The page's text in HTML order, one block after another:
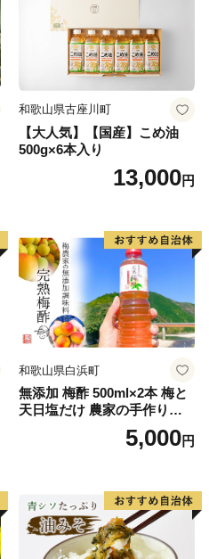
和歌山県古座川町
【大人気】【国産】こめ油
500g×6本入り
13,000円
和歌山県白浜町
無添加 梅酢 500ml×2本 梅と
天日塩だけ 農家の手作り完
5,000円